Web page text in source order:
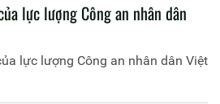
lực lượng Công an nhân dân
lực lượng Công an nhân dân Việt